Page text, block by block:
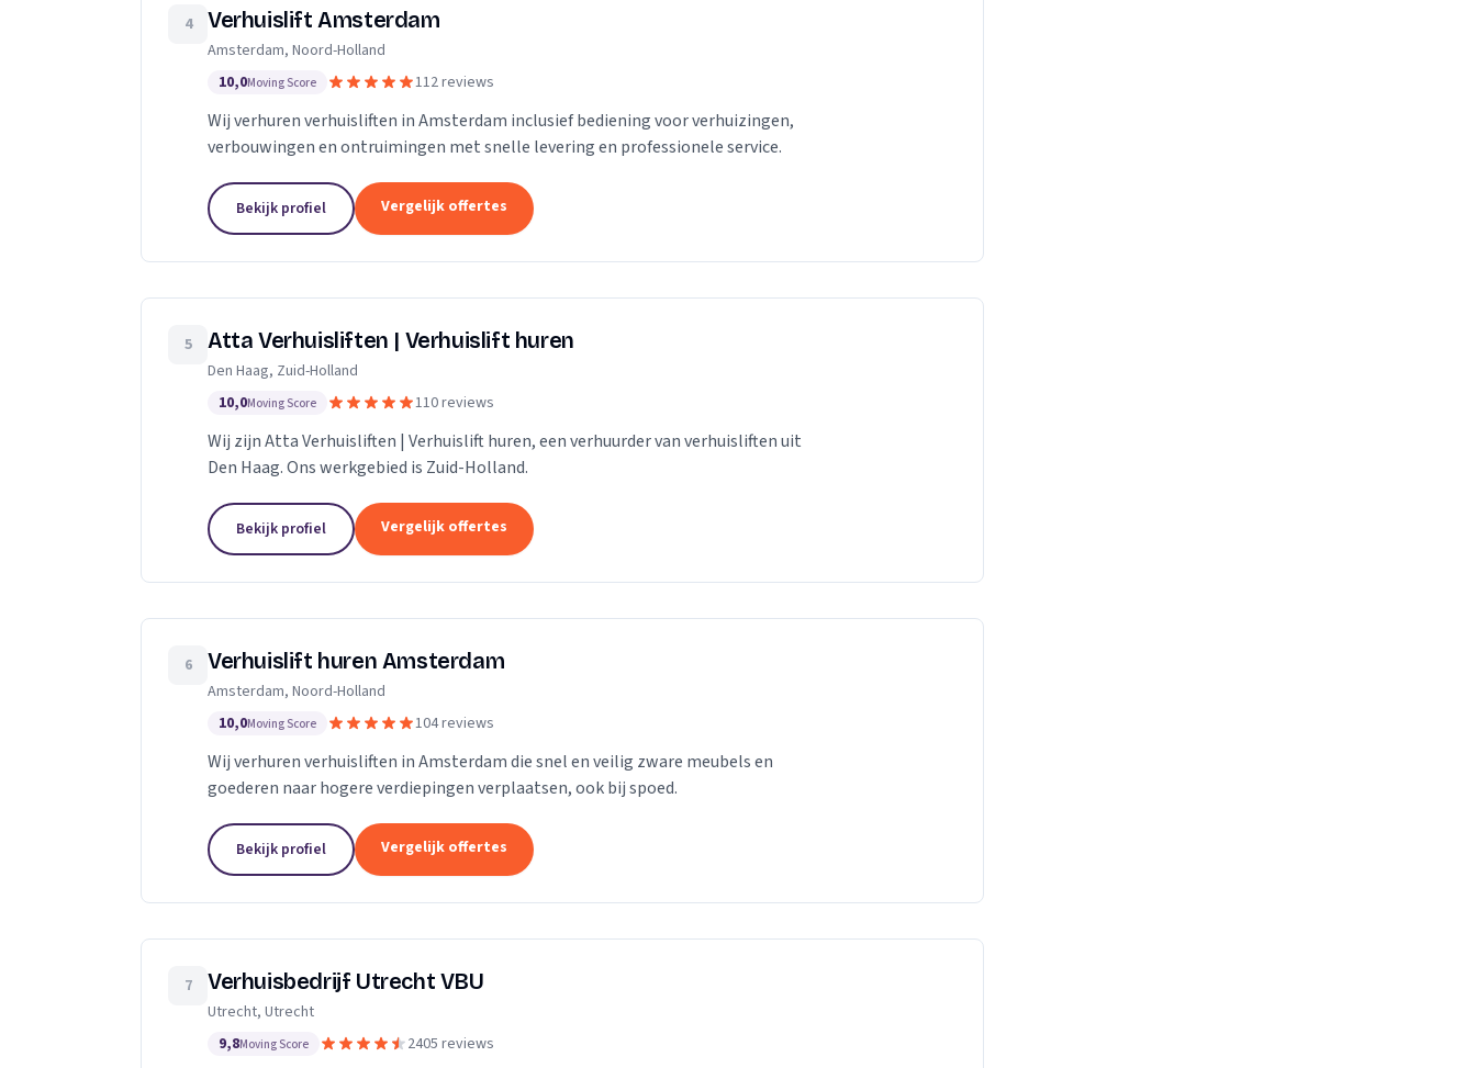
4 Verhuislift Amsterdam
Amsterdam, Noord-Holland
10,0Moving Score 112 reviews
Wij verhuren verhuisliften in Amsterdam inclusief bediening voor verhuizingen,
verbouwingen en ontruimingen met snelle levering en professionele service.
Bekijk profiel Vergelijk offertes
5 Atta Verhuisliften | Verhuislift huren
Den Haag, Zuid-Holland
10,0Moving Score 110 reviews
Wij zijn Atta Verhuisliften | Verhuislift huren, een verhuurder van verhuisliften uit
Den Haag. Ons werkgebied is Zuid-Holland.
Bekijk profiel Vergelijk offertes
6 Verhuislift huren Amsterdam
Amsterdam, Noord-Holland
10,0Moving Score 104 reviews
Wij verhuren verhuisliften in Amsterdam die snel en veilig zware meubels en
goederen naar hogere verdiepingen verplaatsen, ook bij spoed.
Bekijk profiel Vergelijk offertes
7 Verhuisbedrijf Utrecht VBU
Utrecht, Utrecht
9,8Moving Score 2405 reviews